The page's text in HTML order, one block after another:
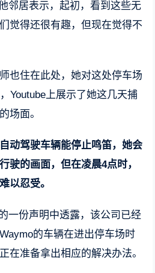
邻居表示，起初，看到这些无
觉得还很有趣，但现在觉得不
也住在此处，她对这处停车场
Youtube上展示了她这几天捕
场面。
动驾驶车辆能停止鸣笛，她会
驶的画面，但在凌晨4点时，
以忍受。
一份声明中透露，该公司已经
的车辆在进出停车场时
在准备拿出相应的解决办法。